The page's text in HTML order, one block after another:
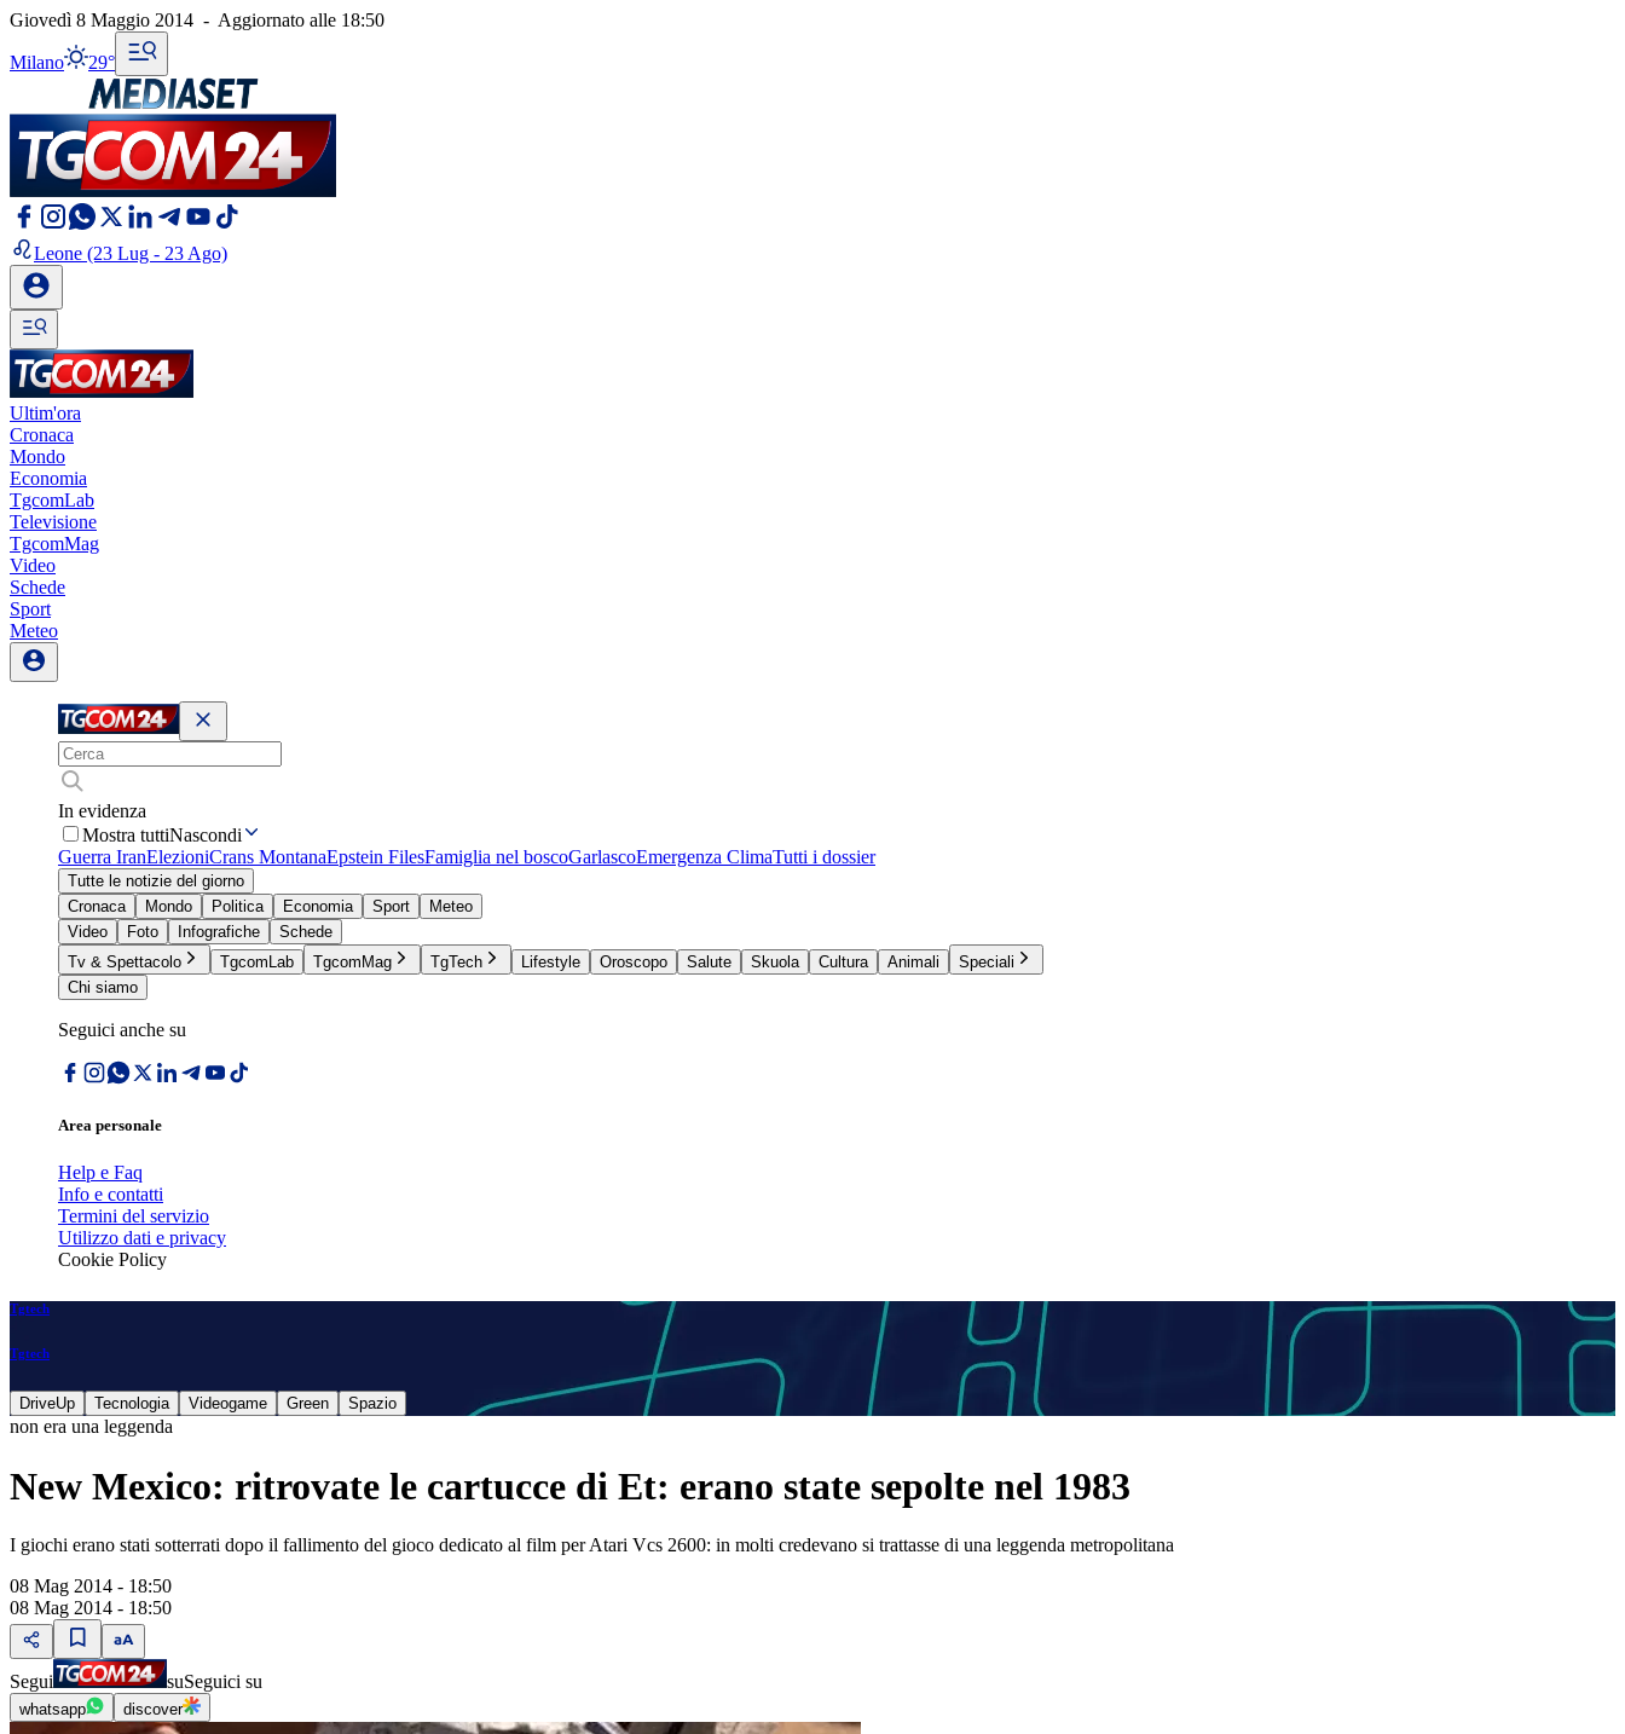
Giovedì 8 Maggio 2014 - Aggiornato alle 18:50
Milano 29°
Leone (23 Lug - 23 Ago)
Ultim'ora
Cronaca
Mondo
Economia
TgcomLab
Televisione
TgcomMag
Video
Schede
Sport
Meteo
In evidenza
Mostra tuttiNascondi
Guerra IranElezioniCrans MontanaEpstein FilesFamiglia nel boscoGarlascoEmergenza ClimaTutti i dossier
Tutte le notizie del giorno
Cronaca
Mondo Politica Economia Sport
Meteo
Video
Foto Infografiche
Schede
Tv & Spettacolo
TgcomLab TgcomMag TgTech Lifestyle Oroscopo Salute Skuola Cultura Animali
Speciali
Chi siamo
Seguici anche su
Area personale
Help e Faq
Info e contatti
Termini del servizio
Utilizzo dati e privacy
Cookie Policy
Tgtech
Tgtech
DriveUp Tecnologia Videogame Green Spazio
non era una leggenda
New Mexico: ritrovate le cartucce di Et: erano state sepolte nel 1983
I giochi erano stati sotterrati dopo il fallimento del gioco dedicato al film per Atari Vcs 2600: in molti credevano si trattasse di una leggenda metropolitana
08 Mag 2014 - 18:50
08 Mag 2014 - 18:50
Segui suSeguici su
whatsapp discover